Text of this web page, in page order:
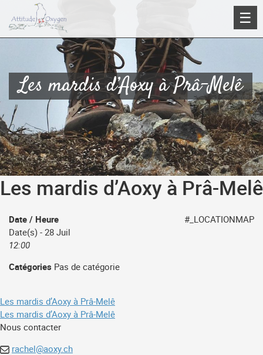
contenu
☰
Les mardis d’Aoxy à Prâ-Melê
Les mardis d’Aoxy à Prâ-Melê
#_LOCATIONMAP
Date / Heure
Date(s) - 28 Juil
12:00
Catégories Pas de catégorie
Navigation
de
l’article
Les mardis d’Aoxy à Prâ-Melê
Les mardis d’Aoxy à Prâ-Melê
Nous contacter
rachel@aoxy.ch